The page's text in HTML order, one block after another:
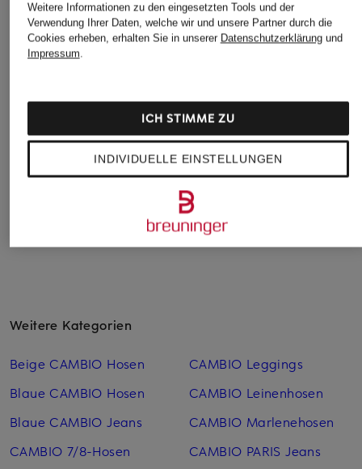
DRYKORN
MEDLEY
CHF 149
CHF 198
CHF 179
Ursprünglich:CHF 179
Weitere Kategorien
Beige CAMBIO Hosen
Blaue CAMBIO Hosen
Blaue CAMBIO Jeans
CAMBIO 7/8-Hosen
CAMBIO Leggings
CAMBIO Leinen­hosen
CAMBIO Marlenehosen
CAMBIO PARIS Jeans
Weitere Informationen zu den eingesetzten Tools und der
Verwendung Ihrer Daten, welche wir und unsere Partner durch die
Cookies erheben, erhalten Sie in unserer Datenschutzerklärungund
Impressum.
INDIVIDUELLE EINSTELLUNGEN
ICH STIMME ZU